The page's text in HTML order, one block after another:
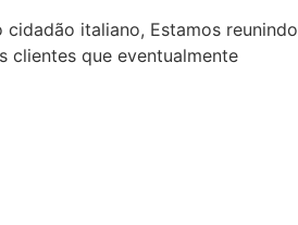
cidadão italiano, Estamos reunindo
clientes que eventualmente